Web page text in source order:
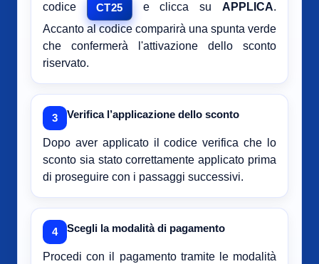
codice
CT25 e clicca suAPPLICA.
Accanto al codice comparirà una spunta verde
che confermerà l'attivazione dello sconto
riservato.
3 Verifica l’applicazione dello sconto
Dopo aver applicato il codice verifica che lo
sconto sia stato correttamente applicato prima
di proseguire con i passaggi successivi.
4 Scegli la modalità di pagamento
Procedi con il pagamento tramite le modalità